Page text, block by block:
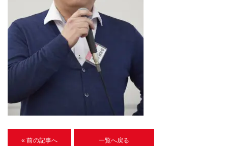
入学案内
受講生紹介
イベント
アクセスマップ
企業向け« 前の記事へ 一覧へ戻る